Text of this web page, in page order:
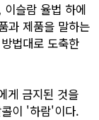
슬람 율법 하에
과 제품을 말하는
법대로 도축한
게 금지된 것을
이 '하람'이다.